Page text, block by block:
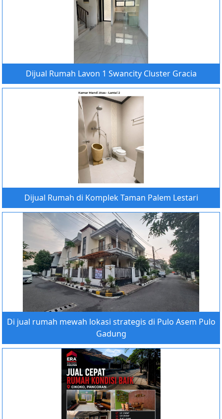
Dijual Rumah Lavon 1 Swancity Cluster Gracia
Dijual Rumah di Komplek Taman Palem Lestari
Di jual rumah mewah lokasi strategis di Pulo Asem Pulo
Gadung